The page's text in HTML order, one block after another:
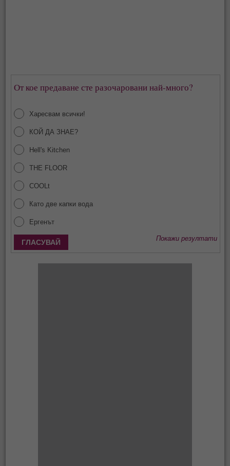
От кое предаване сте разочаровани най-много?
Харесвам всички!
КОЙ ДА ЗНАЕ?
Hell's Kitchen
THE FLOOR
COOLt
Като две капки вода
Ергенът
Покажи резултати